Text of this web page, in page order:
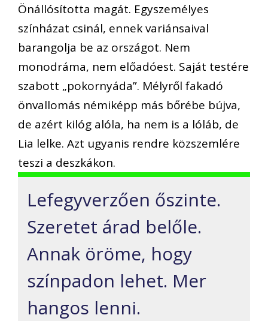
Önállósította magát. Egyszemélyes
színházat csinál, ennek variánsaival
barangolja be az országot. Nem
monodráma, nem előadóest. Saját testére
szabott „pokornyáda”. Mélyről fakadó
önvallomás némiképp más bőrébe bújva,
de azért kilóg alóla, ha nem is a lóláb, de
Lia lelke. Azt ugyanis rendre közszemlére
teszi a deszkákon.
Lefegyverzően őszinte.
Szeretet árad belőle.
Annak öröme, hogy
színpadon lehet. Mer
hangos lenni.